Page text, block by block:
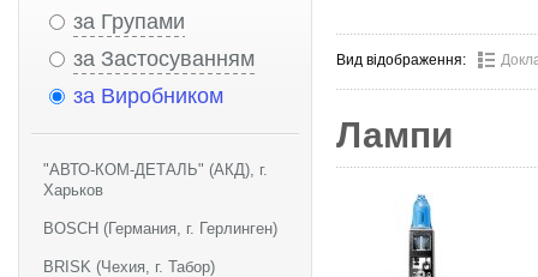
за Групами
за Застосуванням
за Виробником
"АВТО-КОМ-ДЕТАЛЬ" (АКД), г.
Харьков
BOSCH (Германия, г. Герлинген)
BRISK (Чехия, г. Табор)
Вид відображення:
Лампи